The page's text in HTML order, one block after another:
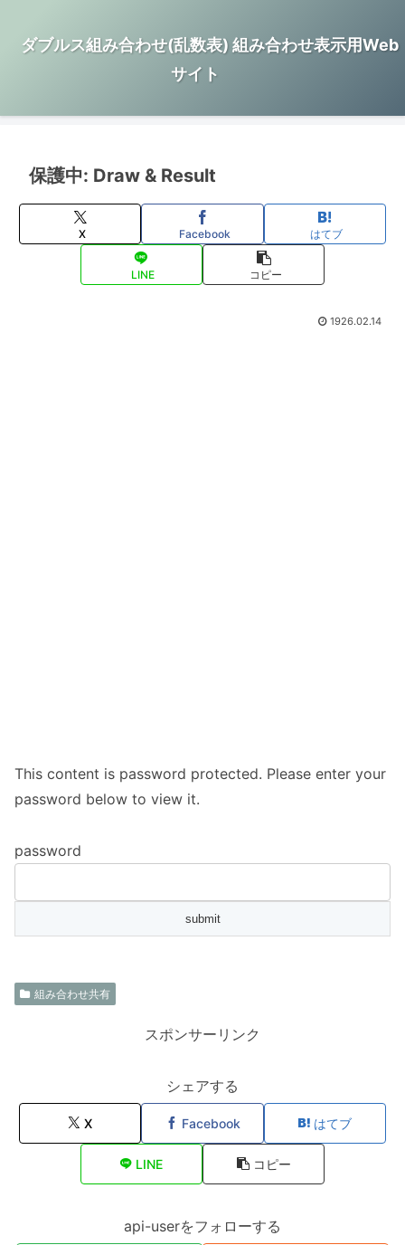
ダブルス組み合わせ(乱数表) 組み合わせ表示用Web
サイト
保護中: Draw & Result
X Facebook はてブ
LINE コピー
1926.02.14
This content is password protected. Please enter your
password below to view it.
password
組み合わせ共有
スポンサーリンク
シェアする
X Facebook はてブ
LINE コピー
api-userをフォローする